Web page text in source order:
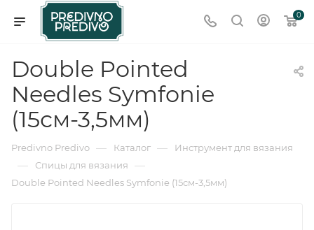
0
Double Pointed
Needles Symfonie
(15см-3,5мм)
Predivno Predivo — Каталог — Инструмент для вязания
— Спицы для вязания —
Double Pointed Needles Symfonie (15см-3,5мм)